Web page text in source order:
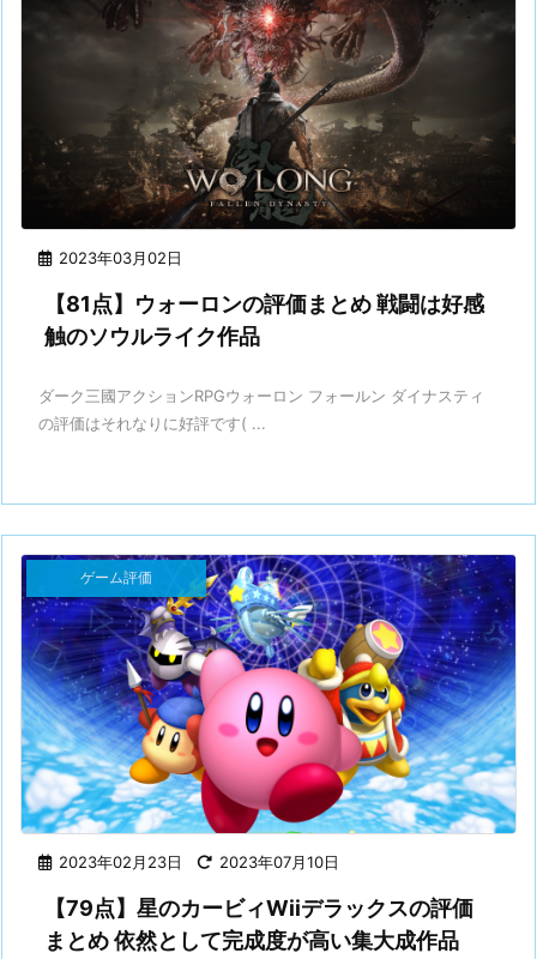
2023年03月02日
【81点】ウォーロンの評価まとめ 戦闘は好感
触のソウルライク作品
ダーク三國アクションRPGウォーロン フォールン ダイナスティ
の評価はそれなりに好評です( ...
2023年02月23日 2023年07月10日
ゲーム評価
【79点】星のカービィWiiデラックスの評価
まとめ 依然として完成度が高い集大成作品